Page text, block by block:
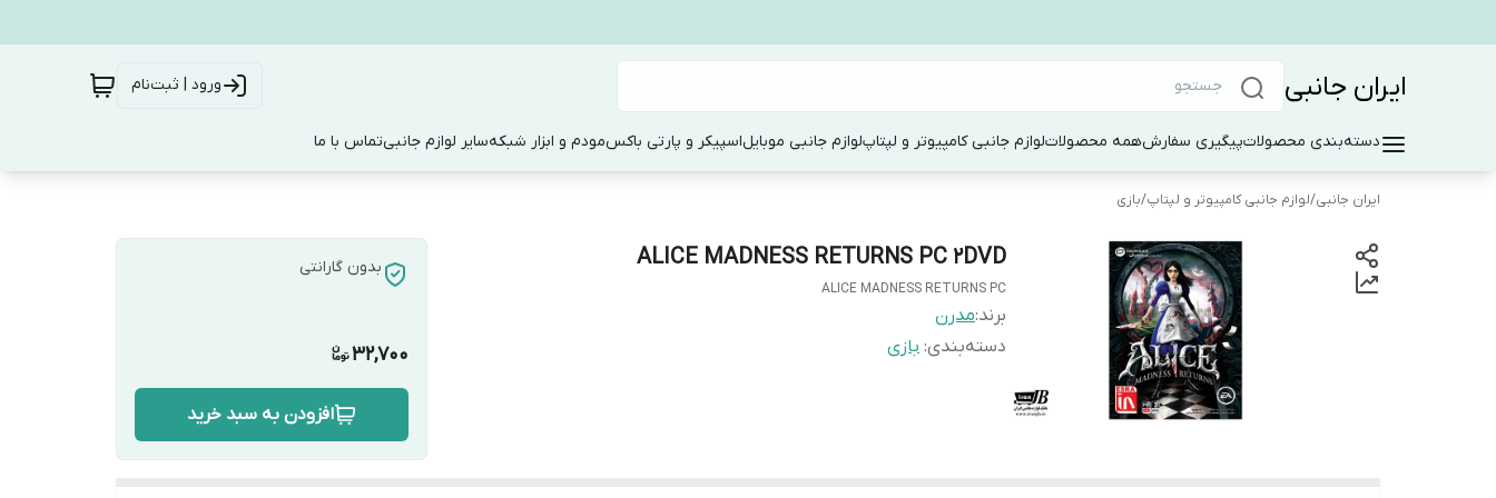
ایران جانبی ورود | ثبت‌نام
دسته‌بندی محصولاتپیگیری سفارشهمه محصولاتلوازم جانبی کامپیوتر و لپتاپلوازم جانبی موبایلاسپیکر و پارتی باکسمودم و ابزار شبکهسایر لوازم جانبیتماس با ما
ایران جانبی/لوازم جانبی کامپیوتر و لپتاپ/بازی
ALICE MADNESS RETURNS PC 2DVD
ALICE MADNESS RETURNS PC
برند:مدرن
دسته‌بندی: بازی
بدون گارانتی
32,700
افزودن به سبد خرید